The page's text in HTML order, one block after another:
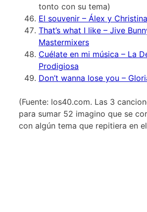
tonto con su tema)
El souvenir – Álex y Christina
That’s what I like – Jive
Mastermixers
Cuélate en mi música – La
Prodigiosa
Don’t wanna lose you –
(Fuente: los40.com. Las 3
para sumar 52 imagino que se
con algún tema que repitiera en